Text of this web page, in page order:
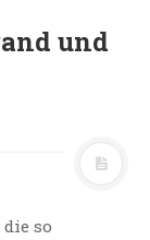
und
so